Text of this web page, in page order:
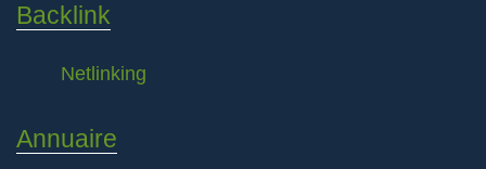
Backlink
Netlinking
Annuaire